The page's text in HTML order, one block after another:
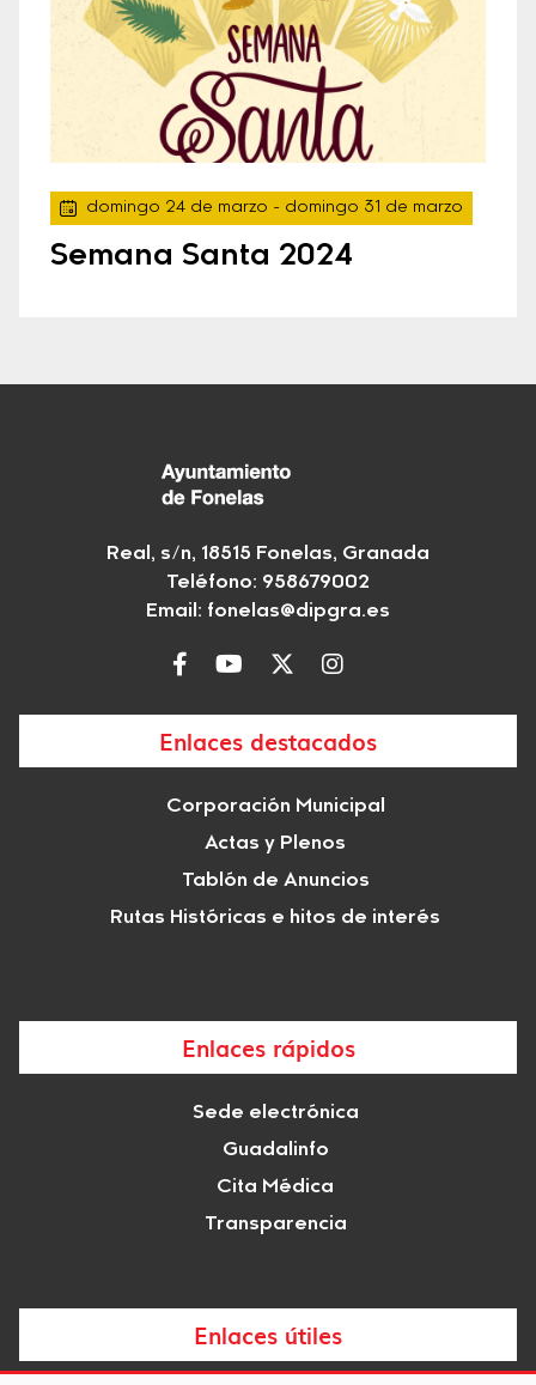
domingo 24 de marzo - domingo 31 de marzo
Semana Santa 2024
Real, s/n, 18515 Fonelas, Granada
Teléfono: 958679002
Email: fonelas@dipgra.es
Enlaces destacados
Corporación Municipal
Actas y Plenos
Tablón de Anuncios
Rutas Históricas e hitos de interés
Enlaces rápidos
Sede electrónica
Guadalinfo
Cita Médica
Transparencia
Enlaces útiles